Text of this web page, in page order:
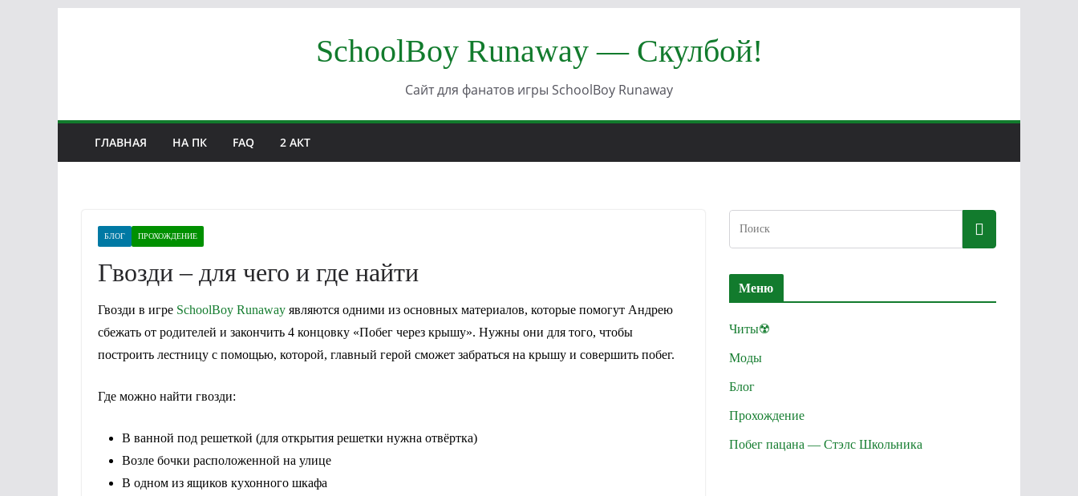
SchoolBoy Runaway — Скулбой!
Сайт для фанатов игры SchoolBoy Runaway
ГЛАВНАЯ НА ПК FAQ 2 АКТ
БЛОГ ПРОХОЖДЕНИЕ
Гвозди – для чего и где найти
Гвозди в игре SchoolBoy Runaway являются одними из основных материалов, которые помогут Андрею
сбежать от родителей и закончить 4 концовку «Побег через крышу». Нужны они для того, чтобы
построить лестницу с помощью, которой, главный герой сможет забраться на крышу и совершить побег.
Где можно найти гвозди:
В ванной под решеткой (для открытия решетки нужна отвёртка)
Возле бочки расположенной на улице
В одном из ящиков кухонного шкафа
Меню
Читы☢️
Моды
Блог
Прохождение
Побег пацана — Стэлс Школьника